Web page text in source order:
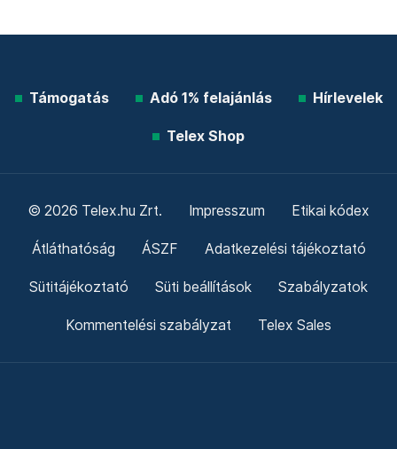
Támogatás Adó 1% felajánlás Hírlevelek
Telex Shop
© 2026 Telex.hu Zrt. Impresszum Etikai kódex
Átláthatóság ÁSZF Adatkezelési tájékoztató
Sütitájékoztató Süti beállítások Szabályzatok
Kommentelési szabályzat Telex Sales